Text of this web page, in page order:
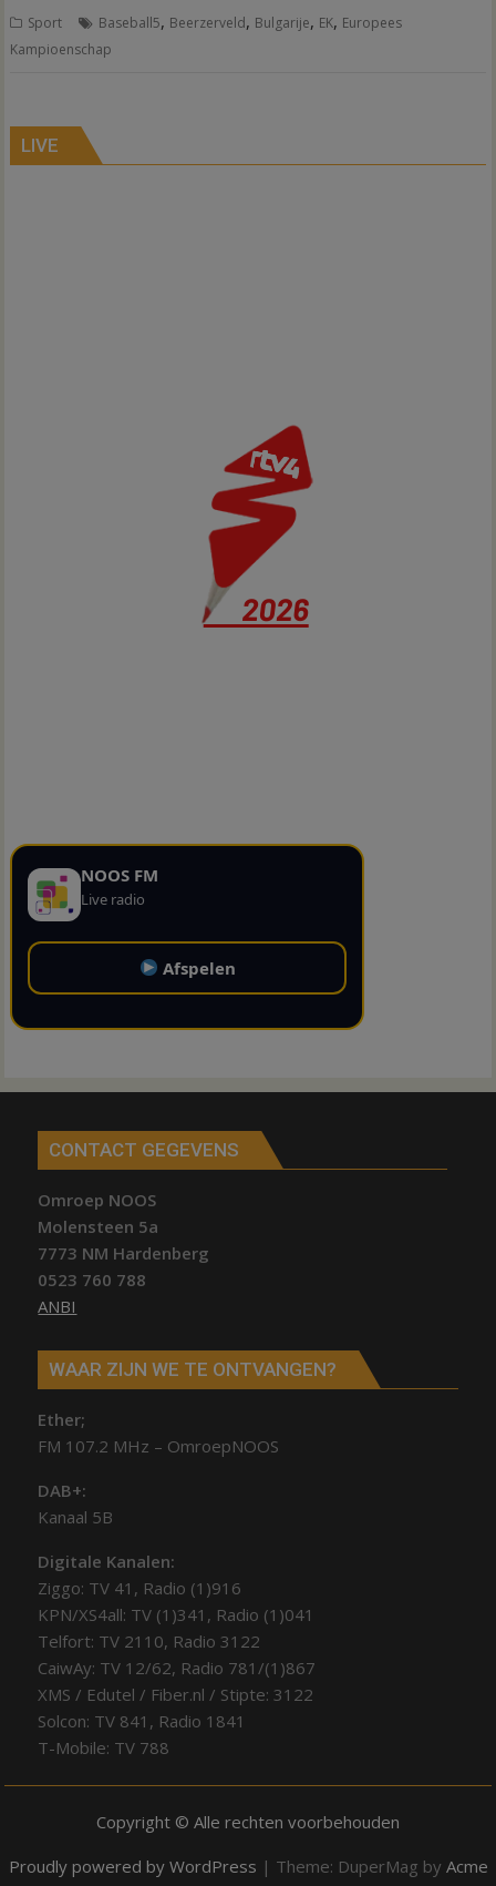
Sport Baseball5, Beerzerveld, Bulgarije, EK, Europees
Kampioenschap
LIVE
NOOS FM
Live radio
Afspelen
CONTACT GEGEVENS
Omroep NOOS
Molensteen 5a
7773 NM Hardenberg
0523 760 788
ANBI
WAAR ZIJN WE TE ONTVANGEN?
Ether;
FM 107.2 MHz – OmroepNOOS
DAB+:
Kanaal 5B
Digitale Kanalen:
Ziggo: TV 41, Radio (1)916
KPN/XS4all: TV (1)341, Radio (1)041
Telfort: TV 2110, Radio 3122
CaiwAy: TV 12/62, Radio 781/(1)867
XMS / Edutel / Fiber.nl / Stipte: 3122
Solcon: TV 841, Radio 1841
T-Mobile: TV 788
Copyright © Alle rechten voorbehouden
Proudly powered by WordPress | Theme: DuperMag by Acme